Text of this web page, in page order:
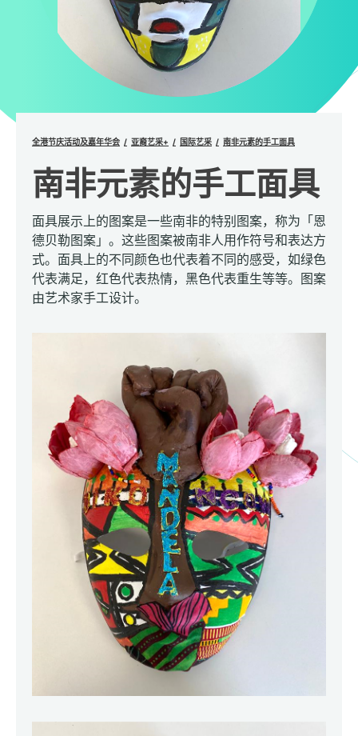
全港节庆活动及嘉年华会 亚裔艺采+ 国际艺采 南非元素的手工面具
南非元素的手工面具
面具展示上的图案是一些南非的特别图案，称为「恩
德贝勒图案」。这些图案被南非人用作符号和表达方
式。面具上的不同颜色也代表着不同的感受，如绿色
代表满足，红色代表热情，黑色代表重生等等。图案
由艺术家手工设计。